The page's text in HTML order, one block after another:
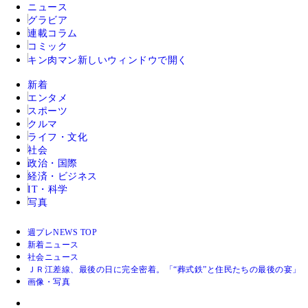
ニュース
グラビア
連載コラム
コミック
キン肉マン 新しいウィンドウで開く
新着
エンタメ
スポーツ
クルマ
ライフ・文化
社会
政治・国際
経済・ビジネス
IT・科学
写真
週プレNEWS TOP
新着ニュース
社会ニュース
ＪＲ江差線、最後の日に完全密着。「“葬式鉄”と住民たちの最後の宴」
画像・写真